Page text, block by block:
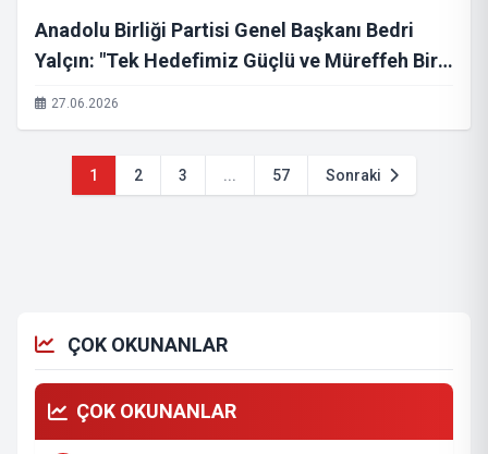
Anadolu Birliği Partisi Genel Başkanı Bedri
Yalçın: "Tek Hedefimiz Güçlü ve Müreffeh Bir
Türkiye"
27.06.2026
1 2 3 ... 57 Sonraki
ÇOK OKUNANLAR
ÇOK OKUNANLAR